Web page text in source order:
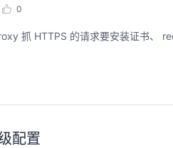
0
抓 HTTPS 的请求要安装证书、
配置
本次华为云具身智能开发平台CloudRobo
本体R2C小时级接入、环境重建与轨迹生